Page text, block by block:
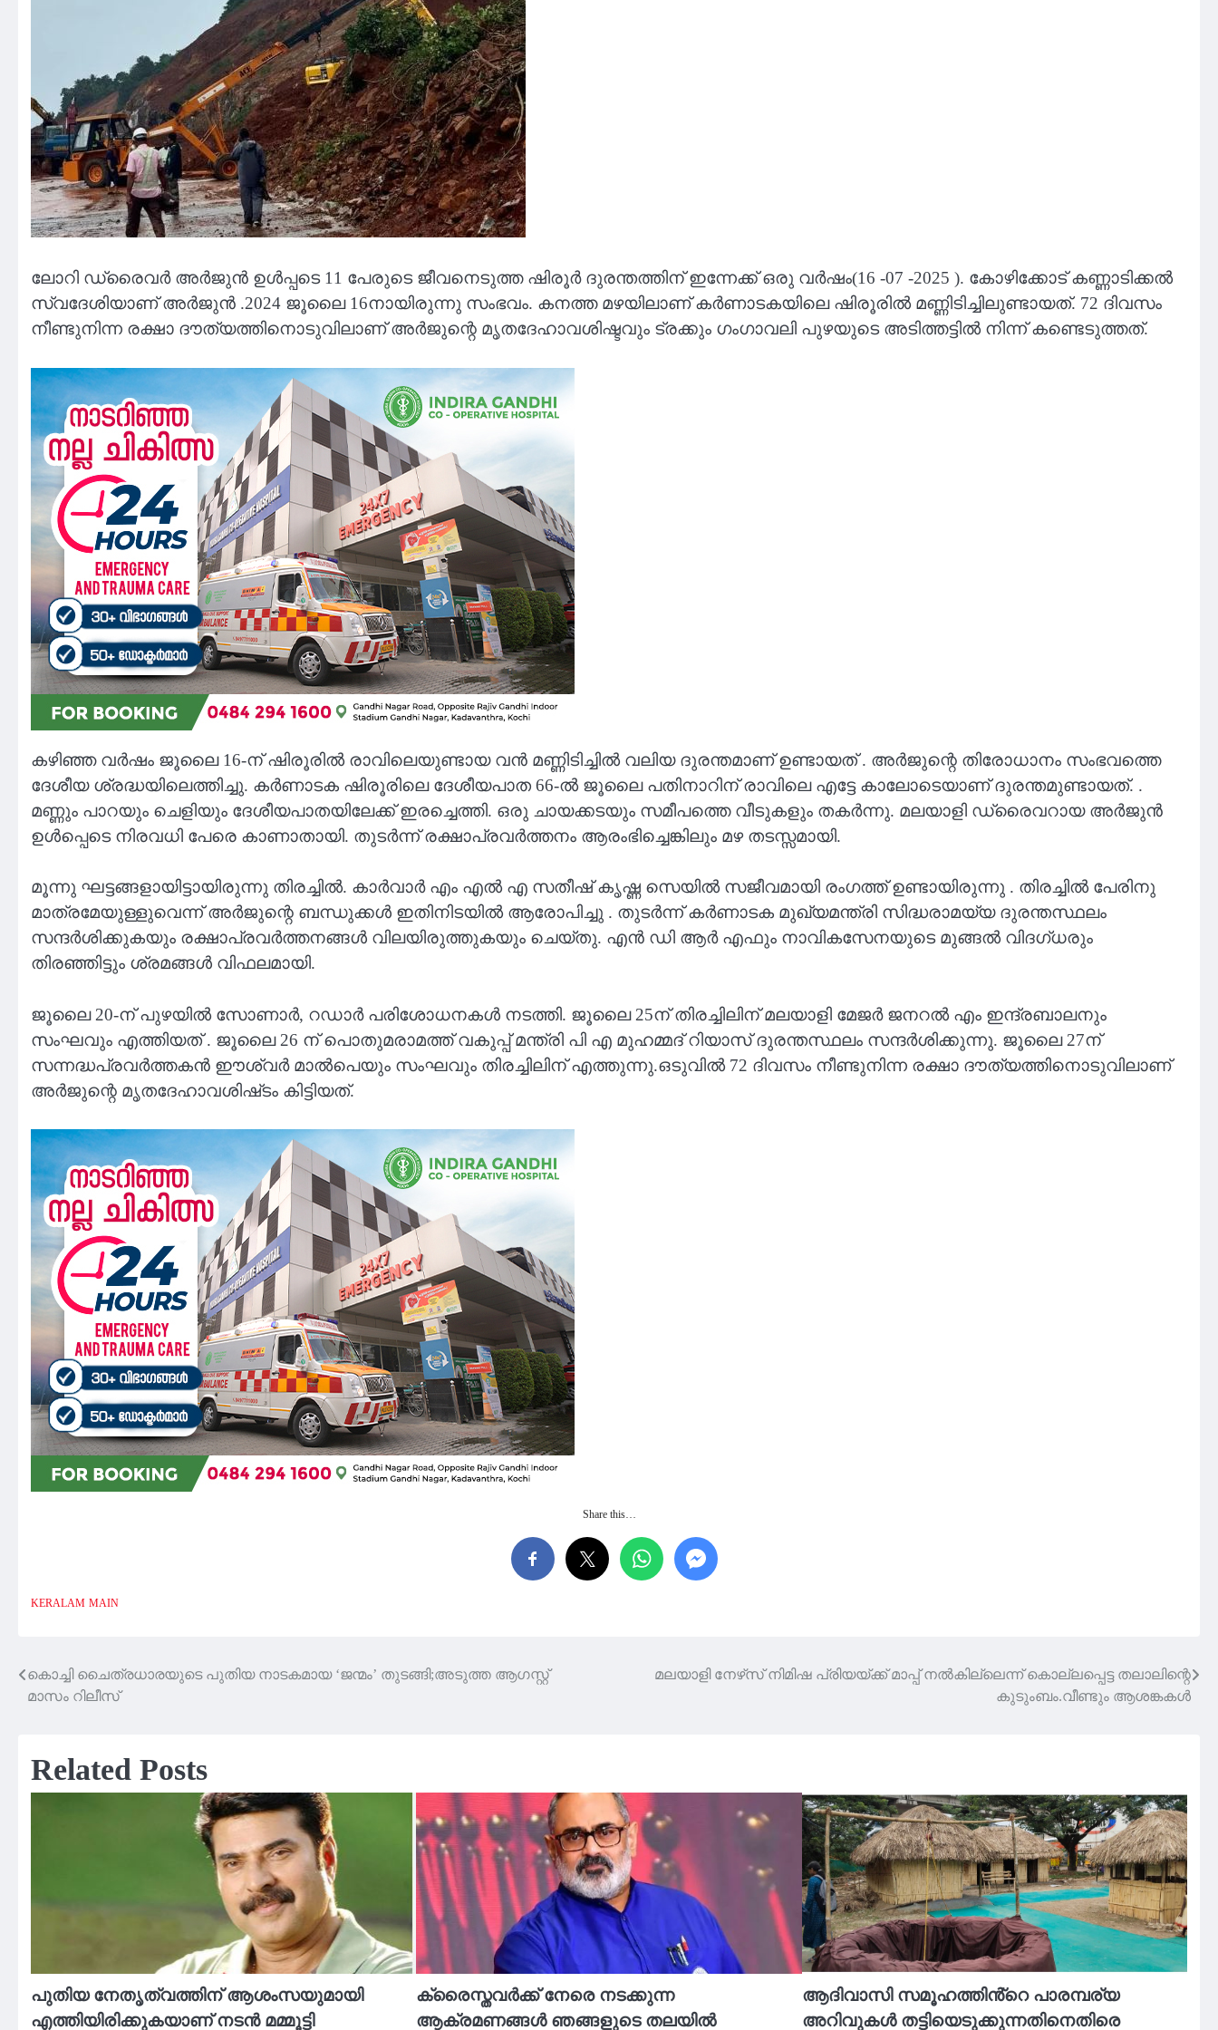
ലോറി ഡ്രൈവർ അർജുൻ ഉൾപ്പടെ 11 പേരുടെ ജീവനെടുത്ത ഷിരൂർ ദുരന്തത്തിന് ഇന്നേക്ക് ഒരു വർഷം(16 -07 -2025 ). കോഴിക്കോട് കണ്ണാടിക്കൽ
സ്വദേശിയാണ് അർജുൻ .2024 ജൂലൈ 16നായിരുന്നു സംഭവം. കനത്ത മഴയിലാണ് കർണാടകയിലെ ഷിരൂരിൽ മണ്ണിടിച്ചിലുണ്ടായത്. 72 ദിവസം
നീണ്ടുനിന്ന രക്ഷാ ദൗത്യത്തിനൊടുവിലാണ് അർജുന്റെ മൃതദേഹാവശിഷ്ടവും ട്രക്കും ഗംഗാവലി പുഴയുടെ അടിത്തട്ടിൽ നിന്ന് കണ്ടെടുത്തത്.
കഴിഞ്ഞ വർഷം ജൂലൈ 16-ന് ഷിരൂരിൽ രാവിലെയുണ്ടായ വൻ മണ്ണിടിച്ചിൽ വലിയ ദുരന്തമാണ് ഉണ്ടായത് . അർജുന്റെ തിരോധാനം സംഭവത്തെ
ദേശീയ ശ്രദ്ധയിലെത്തിച്ചു. കർണാടക ഷിരൂരിലെ ദേശീയപാത 66-ൽ ജൂലൈ പതിനാറിന് രാവിലെ എട്ടേ കാലോടെയാണ് ദുരന്തമുണ്ടായത്. .
മണ്ണും പാറയും ചെളിയും ദേശീയപാതയിലേക്ക് ഇരച്ചെത്തി. ഒരു ചായക്കടയും സമീപത്തെ വീടുകളും തകർന്നു. മലയാളി ഡ്രൈവറായ അർജുൻ
ഉൾപ്പെടെ നിരവധി പേരെ കാണാതായി. തുടർന്ന് രക്ഷാപ്രവർത്തനം ആരംഭിച്ചെങ്കിലും മഴ തടസ്സമായി.
മൂന്നു ഘട്ടങ്ങളായിട്ടായിരുന്നു തിരച്ചിൽ. കാർവാർ എം എൽ എ സതീഷ് കൃഷ്ണ സെയിൽ സജീവമായി രംഗത്ത് ഉണ്ടായിരുന്നു . തിരച്ചിൽ പേരിനു
മാത്രമേയുള്ളുവെന്ന് അർജുന്റെ ബന്ധുക്കൾ ഇതിനിടയിൽ ആരോപിച്ചു . തുടർന്ന് കർണാടക മുഖ്യമന്ത്രി സിദ്ധരാമയ്യ ദുരന്തസ്ഥലം
സന്ദർശിക്കുകയും രക്ഷാപ്രവർത്തനങ്ങൾ വിലയിരുത്തുകയും ചെയ്തു. എൻ ഡി ആർ എഫും നാവികസേനയുടെ മുങ്ങൽ വിദഗ്ധരും
തിരഞ്ഞിട്ടും ശ്രമങ്ങൾ വിഫലമായി.
ജൂലൈ 20-ന് പുഴയിൽ സോണാർ, റഡാർ പരിശോധനകൾ നടത്തി. ജൂലൈ 25ന് തിരച്ചിലിന് മലയാളി മേജർ ജനറൽ എം ഇന്ദ്രബാലനും
സംഘവും എത്തിയത് . ജൂലൈ 26 ന് പൊതുമരാമത്ത് വകുപ്പ് മന്ത്രി പി എ മുഹമ്മദ് റിയാസ് ദുരന്തസ്ഥലം സന്ദർശിക്കുന്നു. ജൂലൈ 27ന്
സന്നദ്ധപ്രവർത്തകൻ ഈശ്വർ മാൽപെയും സംഘവും തിരച്ചിലിന് എത്തുന്നു.ഒടുവിൽ 72 ദിവസം നീണ്ടുനിന്ന രക്ഷാ ദൗത്യത്തിനൊടുവിലാണ്
അർജുന്റെ മൃതദേഹാവശിഷ്‌ടം കിട്ടിയത്.
Share this…
KERALAM MAIN
Post
കൊച്ചി ചൈത്രധാരയുടെ പുതിയ നാടകമായ ‘ജന്മം’ തുടങ്ങി;അടുത്ത ആഗസ്റ്റ്
മാസം റിലീസ്
മലയാളി നേഴ്‌സ് നിമിഷ പ്രിയയ്ക്ക് മാപ്പ് നൽകില്ലെന്ന് കൊല്ലപ്പെട്ട തലാലിന്റെ
കുടുംബം.വീണ്ടും ആശങ്കകൾ
Related Posts
പുതിയ നേതൃത്വത്തിന് ആശംസയുമായി
എത്തിയിരിക്കുകയാണ് നടൻ മമ്മൂട്ടി
ക്രൈസ്തവർക്ക് നേരെ നടക്കുന്ന
ആക്രമണങ്ങൾ ഞങ്ങളുടെ തലയിൽ
ആദിവാസി സമൂഹത്തിൻ്റെ പാരമ്പര്യ
അറിവുകൾ തട്ടിയെടുക്കുന്നതിനെതിരെ